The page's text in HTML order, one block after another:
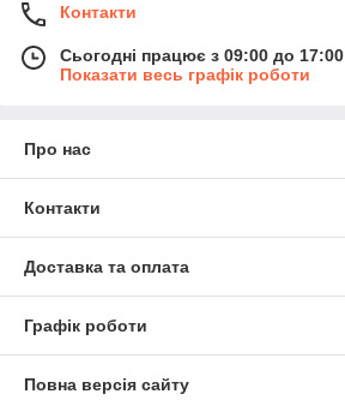
Контакти
Сьогодні працює з 09:00 до 17:00
Показати весь графік роботи
Про нас
Контакти
Доставка та оплата
Графік роботи
Повна версія сайту